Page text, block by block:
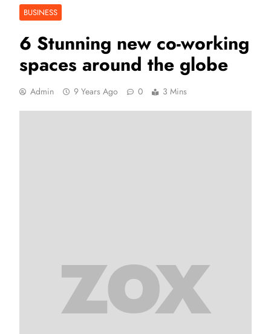
BUSINESS
6 Stunning new co-working
spaces around the globe
Admin 9 Years Ago 0 3 Mins